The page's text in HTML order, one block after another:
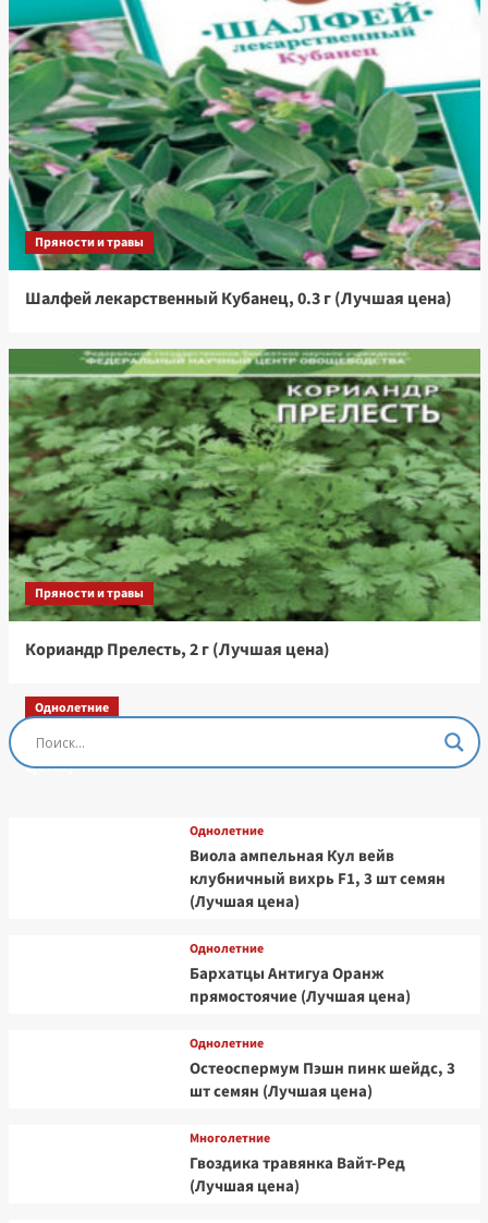
Пряности и травы
Шалфей лекарственный Кубанец, 0.3 г (Лучшая цена)
Пряности и травы
Кориандр Прелесть, 2 г (Лучшая цена)
Однолетние
Остеоспермум Пэшн Роуз, 3 шт семян (Лучшая
цена)
Однолетние
Виола ампельная Кул вейв
клубничный вихрь F1, 3 шт семян
(Лучшая цена)
Однолетние
Бархатцы Антигуа Оранж
прямостоячие (Лучшая цена)
Однолетние
Остеоспермум Пэшн пинк шейдс, 3
шт семян (Лучшая цена)
Многолетние
Гвоздика травянка Вайт-Ред
(Лучшая цена)